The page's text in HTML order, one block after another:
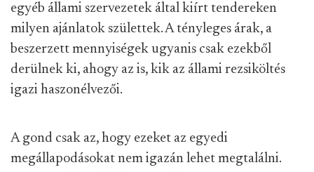
egyéb állami szervezetek által kiírt tendereken
milyen ajánlatok születtek. A tényleges árak, a
beszerzett mennyiségek ugyanis csak ezekből
derülnek ki, ahogy az is, kik az állami rezsiköltés
igazi haszonélvezői.
A gond csak az, hogy ezeket az egyedi
megállapodásokat nem igazán lehet megtalálni.